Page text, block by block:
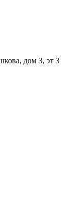
дом 3, эт 3